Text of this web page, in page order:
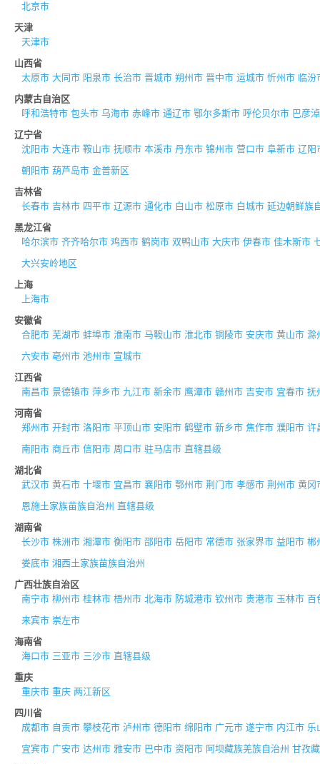
北京市
天津
天津市
山西省
太原市 大同市 阳泉市 长治市 晋城市 朔州市 晋中市 运城市 忻州市 临汾
内蒙古自治区
呼和浩特市 包头市 乌海市 赤峰市 通辽市 鄂尔多斯市 呼伦贝尔市 巴彦
辽宁省
沈阳市 大连市 鞍山市 抚顺市 本溪市 丹东市 锦州市 营口市 阜新市 辽阳
朝阳市 葫芦岛市 金普新区
吉林省
长春市 吉林市 四平市 辽源市 通化市 白山市 松原市 白城市 延边朝鲜族
黑龙江省
哈尔滨市 齐齐哈尔市 鸡西市 鹤岗市 双鸭山市 大庆市 伊春市 佳木斯市
大兴安岭地区
上海
上海市
安徽省
合肥市 芜湖市 蚌埠市 淮南市 马鞍山市 淮北市 铜陵市 安庆市 黄山市 滁
六安市 亳州市 池州市 宣城市
江西省
南昌市 景德镇市 萍乡市 九江市 新余市 鹰潭市 赣州市 吉安市 宜春市 抚
河南省
郑州市 开封市 洛阳市 平顶山市 安阳市 鹤壁市 新乡市 焦作市 濮阳市 许
南阳市 商丘市 信阳市 周口市 驻马店市 直辖县级
湖北省
武汉市 黄石市 十堰市 宜昌市 襄阳市 鄂州市 荆门市 孝感市 荆州市 黄冈
恩施土家族苗族自治州 直辖县级
湖南省
长沙市 株洲市 湘潭市 衡阳市 邵阳市 岳阳市 常德市 张家界市 益阳市 郴
娄底市 湘西土家族苗族自治州
广西壮族自治区
南宁市 柳州市 桂林市 梧州市 北海市 防城港市 钦州市 贵港市 玉林市 百
来宾市 崇左市
海南省
海口市 三亚市 三沙市 直辖县级
重庆
重庆市 重庆 两江新区
四川省
成都市 自贡市 攀枝花市 泸州市 德阳市 绵阳市 广元市 遂宁市 内江市 乐
宜宾市 广安市 达州市 雅安市 巴中市 资阳市 阿坝藏族羌族自治州 甘孜